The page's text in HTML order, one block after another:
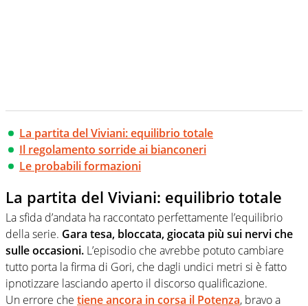
La partita del Viviani: equilibrio totale
Il regolamento sorride ai bianconeri
Le probabili formazioni
La partita del Viviani: equilibrio totale
La sfida d’andata ha raccontato perfettamente l’equilibrio
della serie. Gara tesa, bloccata, giocata più sui nervi che
sulle occasioni. L’episodio che avrebbe potuto cambiare
tutto porta la firma di Gori, che dagli undici metri si è fatto
ipnotizzare lasciando aperto il discorso qualificazione.
Un errore che tiene ancora in corsa il Potenza, bravo a